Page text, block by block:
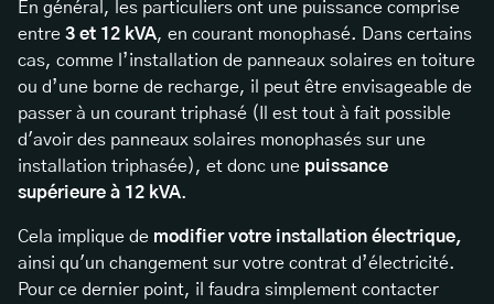
En général, les particuliers ont une puissance comprise
entre 3 et 12 kVA, en courant monophasé. Dans certains
cas, comme l’installation de panneaux solaires en toiture
ou d’une borne de recharge, il peut être envisageable de
passer à un courant triphasé (Il est tout à fait possible
d'avoir des panneaux solaires monophasés sur une
installation triphasée), et donc une puissance
supérieure à 12 kVA.
Cela implique de modifier votre installation électrique,
ainsi qu'un changement sur votre contrat d’électricité.
Pour ce dernier point, il faudra simplement contacter